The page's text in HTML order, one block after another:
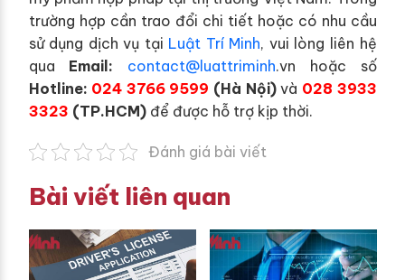
trường hợp cần trao đổi chi tiết hoặc có nhu cầu
sử dụng dịch vụ tại Luật Trí Minh, vui lòng liên hệ
qua Email: contact@luattriminh.vn hoặc số
Hotline: 024 3766 9599 (Hà Nội)và 028 3933
3323 (TP.HCM) để được hỗ trợ kịp thời.
Đánh giá bài viết
Bài viết liên quan